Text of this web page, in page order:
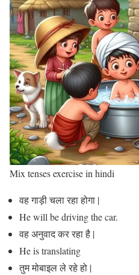
Mix tenses exercise in hindi
वह गाड़ी चला रहा होगा |
He will be driving the car.
वह अनुवाद कर रहा है |
He is translating
तुम मोबाइल ले रहे हो |